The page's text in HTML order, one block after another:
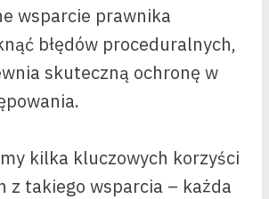
wsparcie prawnika
błędów proceduralnych,
skuteczną ochronę w
kilka kluczowych korzyści
z takiego wsparcia – każda